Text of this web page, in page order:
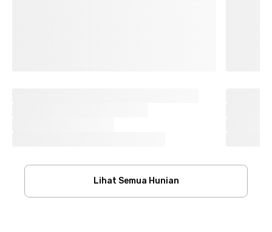
Lihat Semua Hunian